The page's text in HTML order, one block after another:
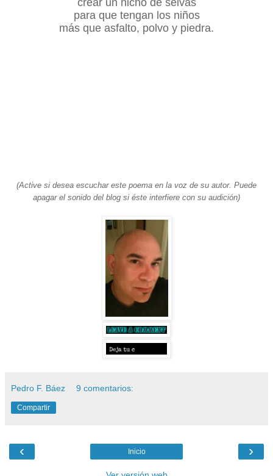
para que tengan los niños
más que asfalto, polvo y piedra.
(Active si desea escuchar este poema en la voz de su autor. Puede
apagar el sonido del blog si éste interfiere con su audición)
Pedro F. Báez 9 comentarios:
Compartir
‹ ›
Inicio